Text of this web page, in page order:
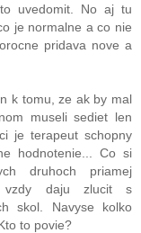
uvedomit. No aj tu
je normalne a co nie
pridava nove a
k tomu, ze ak by mal
museli sediet len
je terapeut schopny
hodnotenie... Co si
druhoch priamej
vzdy daju zlucit s
skol. Navyse kolko
to povie?